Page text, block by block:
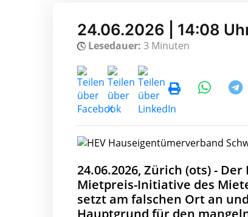
24.06.2026 | 14:08
Lesedauer: 3 Minuten
24.06.2026, Zürich (ots) -
Mietpreis-Initiative des
setzt am falschen Ort an